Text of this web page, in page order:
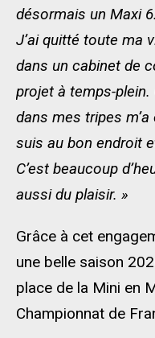
désormais un Maxi
J’ai quitté toute ma
dans un cabinet de
projet à temps-
dans mes tripes
suis au bon endroit
C’est beaucoup
aussi du plaisir. »
Grâce à cet
une belle saison
place de la Mini en
Championnat de